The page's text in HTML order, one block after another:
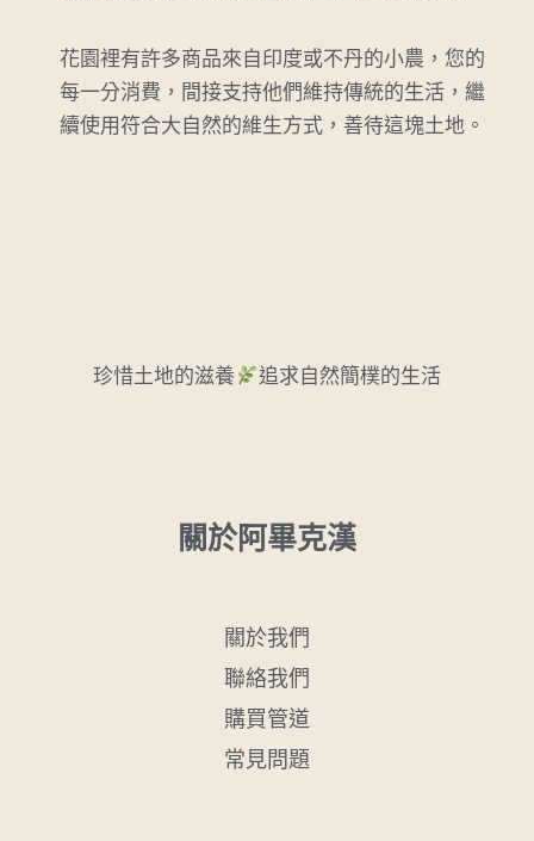
花園裡有許多商品來自印度或不丹的小農，您的
每一分消費，間接支持他們維持傳統的生活，繼
續使用符合大自然的維生方式，善待這塊土地。
珍惜土地的滋養 追求自然簡樸的生活
關於阿畢克漢
關於我們
聯絡我們
購買管道
常見問題